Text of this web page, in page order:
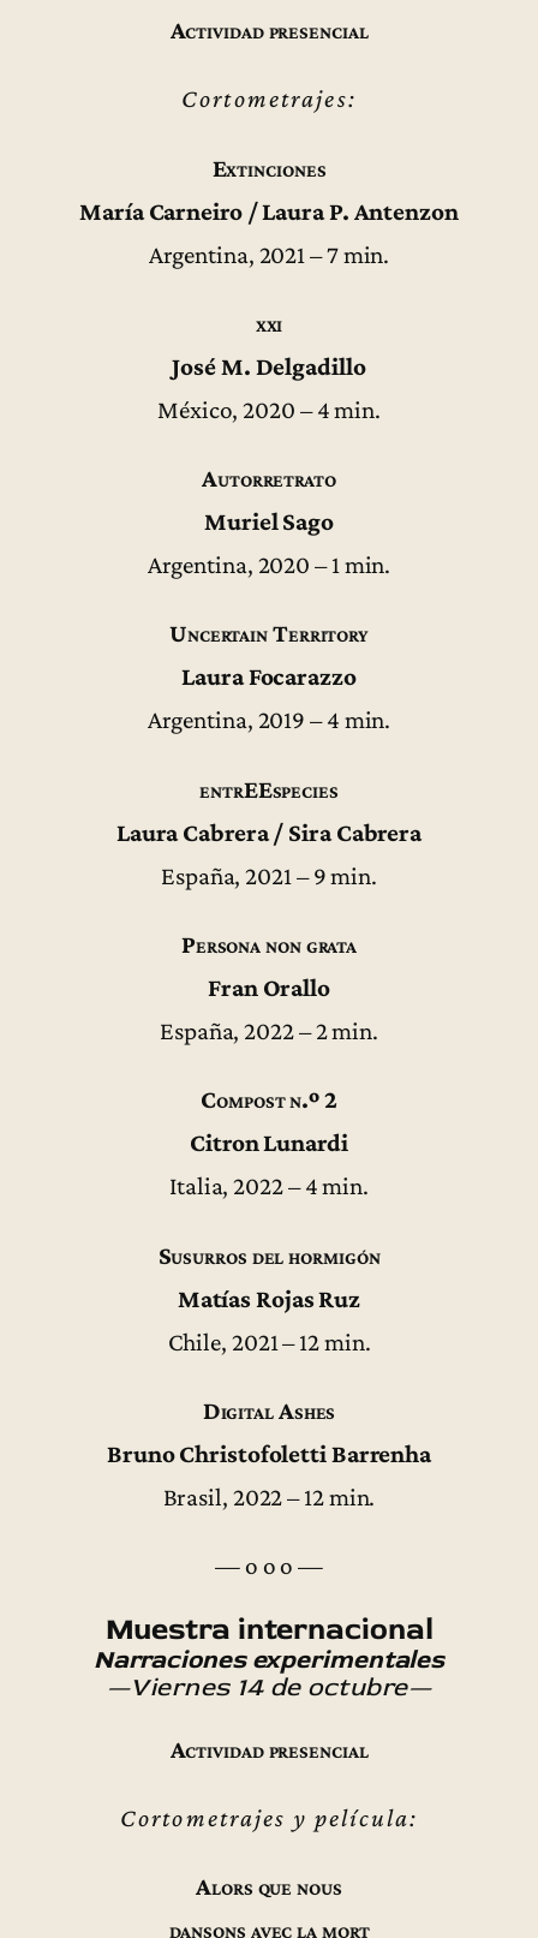
Actividad presencial
Cortometrajes:
Extinciones
María Carneiro / Laura P. Antenzon
Argentina, 2021 – 7 min.
xxi
José M. Delgadillo
México, 2020 – 4 min.
Autorretrato
Muriel Sago
Argentina, 2020 – 1 min.
Uncertain Territory
Laura Focarazzo
Argentina, 2019 – 4 min.
entrEEspecies
Laura Cabrera / Sira Cabrera
España, 2021 – 9 min.
Persona non grata
Fran Orallo
España, 2022 – 2 min.
Compost n.º 2
Citron Lunardi
Italia, 2022 – 4 min.
Susurros del hormigón
Matías Rojas Ruz
Chile, 2021 – 12 min.
Digital Ashes
Bruno Christofoletti Barrenha
Brasil, 2022 – 12 min.
— o o o —
Muestra internacional
Narraciones experimentales
—Viernes 14 de octubre—
Actividad presencial
Cortometrajes y película:
Alors que nous
dansons avec la mort